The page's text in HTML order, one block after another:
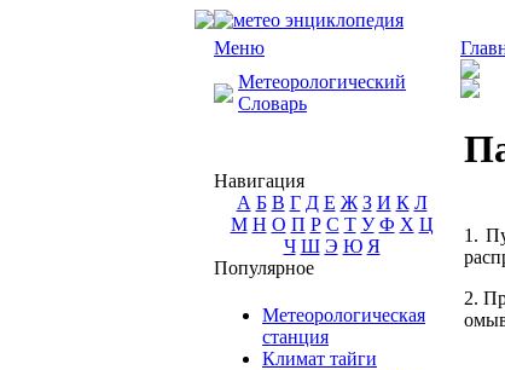
Меню
Метеорологический
Словарь
Навигация
А Б В Г Д Е Ж З И К Л
М Н О П Р С Т У Ф Х Ц
Ч Ш Э Ю Я
Популярное
Метеорологическая
станция
Климат тайги
1.
2.